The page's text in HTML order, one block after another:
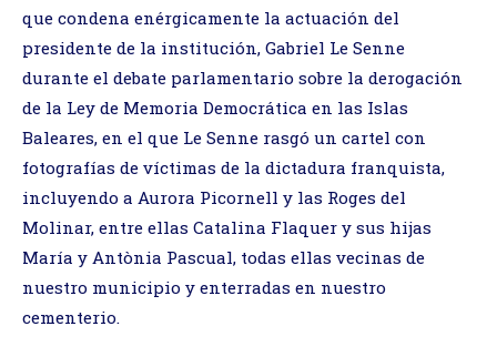
que condena enérgicamente la actuación del
presidente de la institución, Gabriel Le Senne
durante el debate parlamentario sobre la derogación
de la Ley de Memoria Democrática en las Islas
Baleares, en el que Le Senne rasgó un cartel con
fotografías de víctimas de la dictadura franquista,
incluyendo a Aurora Picornell y las Roges del
Molinar, entre ellas Catalina Flaquer y sus hijas
María y Antònia Pascual, todas ellas vecinas de
nuestro municipio y enterradas en nuestro
cementerio.